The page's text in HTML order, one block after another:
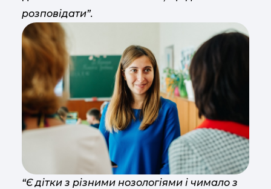
розповідати”.
“Є дітки з різними нозологіями і чимало з